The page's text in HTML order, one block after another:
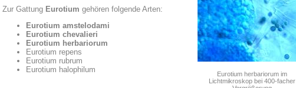
Eurotium herbariorum im
Lichtmikroskop bei 400-facher
Zur Gattung Eurotium gehören folgende Arten:
Eurotium amstelodami
Eurotium chevalieri
Eurotium herbariorum
Eurotium repens
Eurotium rubrum
Eurotium halophilum